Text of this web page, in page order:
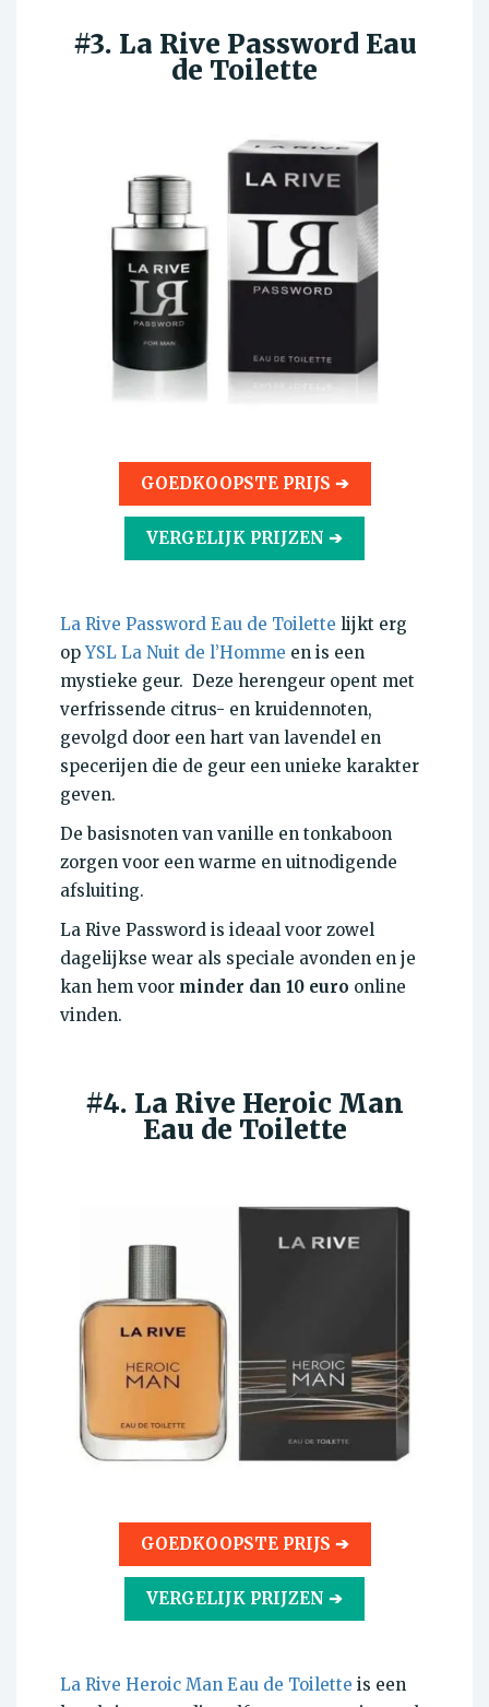
#3. La Rive Password Eau
de Toilette
GOEDKOOPSTE PRIJS ➔
VERGELIJK PRIJZEN ➔
La Rive Password Eau de Toilette lijkt erg
opYSL La Nuit de l’Homme en is een
mystieke geur. Deze herengeur opent met
verfrissende citrus- en kruidennoten,
gevolgd door een hart van lavendel en
specerijen die de geur een unieke karakter
geven.
De basisnoten van vanille en tonkaboon
zorgen voor een warme en uitnodigende
afsluiting.
La Rive Password is ideaal voor zowel
dagelijkse wear als speciale avonden en je
kan hem voor minder dan 10 euro online
vinden.
#4. La Rive Heroic Man
Eau de Toilette
GOEDKOOPSTE PRIJS ➔
VERGELIJK PRIJZEN ➔
La Rive Heroic Man Eau de Toilette is een